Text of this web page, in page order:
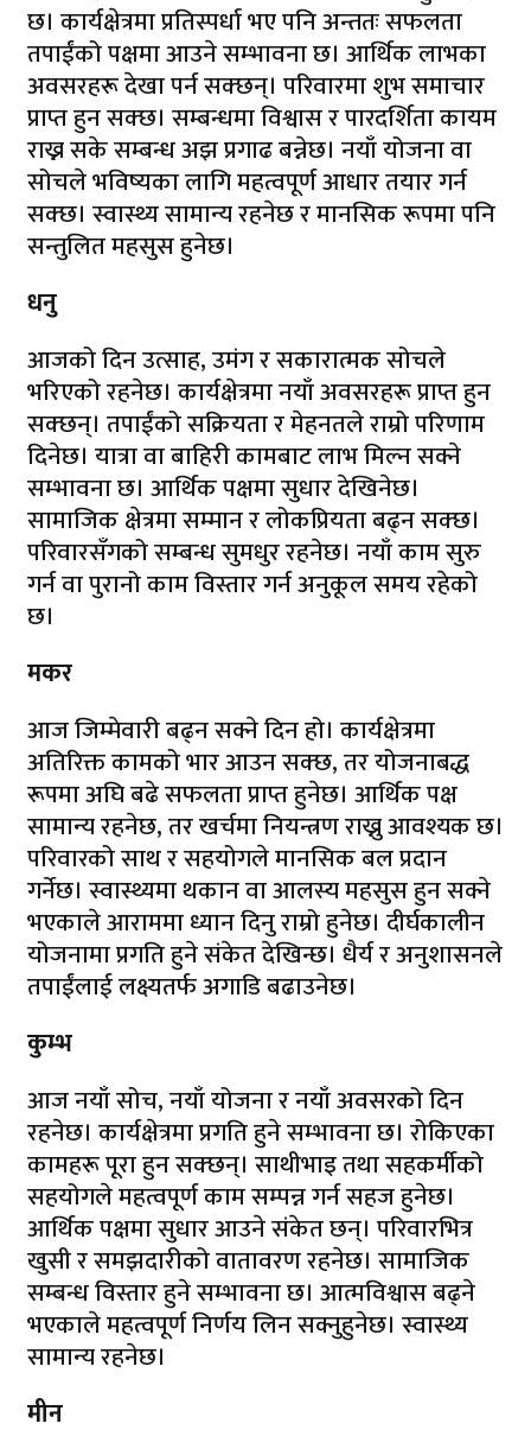
छ। कार्यक्षेत्रमा प्रतिस्पर्धा भए पनि अन्ततः सफलता
तपाईंको पक्षमा आउने सम्भावना छ। आर्थिक लाभका
अवसरहरू देखा पर्न सक्छन्। परिवारमा शुभ समाचार
प्राप्त हुन सक्छ। सम्बन्धमा विश्वास र पारदर्शिता कायम
राख्न सके सम्बन्ध अझ प्रगाढ बन्नेछ। नयाँ योजना वा
सोचले भविष्यका लागि महत्वपूर्ण आधार तयार गर्न
सक्छ। स्वास्थ्य सामान्य रहनेछ र मानसिक रूपमा पनि
सन्तुलित महसुस हुनेछ।
धनु
आजको दिन उत्साह, उमंग र सकारात्मक सोचले
भरिएको रहनेछ। कार्यक्षेत्रमा नयाँ अवसरहरू प्राप्त हुन
सक्छन्। तपाईंको सक्रियता र मेहनतले राम्रो परिणाम
दिनेछ। यात्रा वा बाहिरी कामबाट लाभ मिल्न सक्ने
सम्भावना छ। आर्थिक पक्षमा सुधार देखिनेछ।
सामाजिक क्षेत्रमा सम्मान र लोकप्रियता बढ्न सक्छ।
परिवारसँगको सम्बन्ध सुमधुर रहनेछ। नयाँ काम सुरु
गर्न वा पुरानो काम विस्तार गर्न अनुकूल समय रहेको
छ।
मकर
आज जिम्मेवारी बढ्न सक्ने दिन हो। कार्यक्षेत्रमा
अतिरिक्त कामको भार आउन सक्छ, तर योजनाबद्ध
रूपमा अघि बढे सफलता प्राप्त हुनेछ। आर्थिक पक्ष
सामान्य रहनेछ, तर खर्चमा नियन्त्रण राख्नु आवश्यक छ।
परिवारको साथ र सहयोगले मानसिक बल प्रदान
गर्नेछ। स्वास्थ्यमा थकान वा आलस्य महसुस हुन सक्ने
भएकाले आराममा ध्यान दिनु राम्रो हुनेछ। दीर्घकालीन
योजनामा प्रगति हुने संकेत देखिन्छ। धैर्य र अनुशासनले
तपाईंलाई लक्ष्यतर्फ अगाडि बढाउनेछ।
कुम्भ
आज नयाँ सोच, नयाँ योजना र नयाँ अवसरको दिन
रहनेछ। कार्यक्षेत्रमा प्रगति हुने सम्भावना छ। रोकिएका
कामहरू पूरा हुन सक्छन्। साथीभाइ तथा सहकर्मीको
सहयोगले महत्वपूर्ण काम सम्पन्न गर्न सहज हुनेछ।
आर्थिक पक्षमा सुधार आउने संकेत छन्। परिवारभित्र
खुसी र समझदारीको वातावरण रहनेछ। सामाजिक
सम्बन्ध विस्तार हुने सम्भावना छ। आत्मविश्वास बढ्ने
भएकाले महत्वपूर्ण निर्णय लिन सक्नुहुनेछ। स्वास्थ्य
सामान्य रहनेछ।
मीन